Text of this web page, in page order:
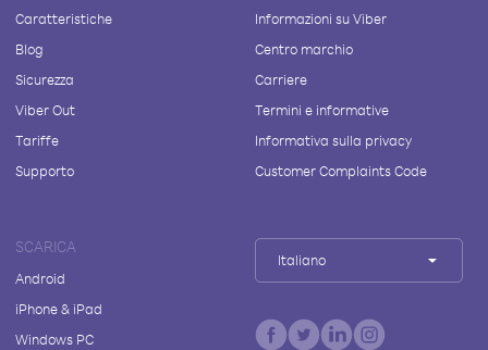
Caratteristiche
Blog
Sicurezza
Viber Out
Tariffe
Supporto
Informazioni su Viber
Centro marchio
Carriere
Termini e informative
Informativa sulla privacy
Customer Complaints Code
SCARICA
Android
iPhone & iPad
Windows PC
Italiano